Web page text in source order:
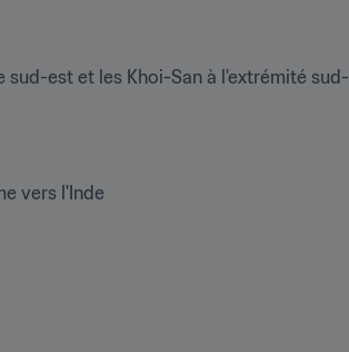
sud-est et les Khoi-San à l'extrémité sud-
vers l'Inde